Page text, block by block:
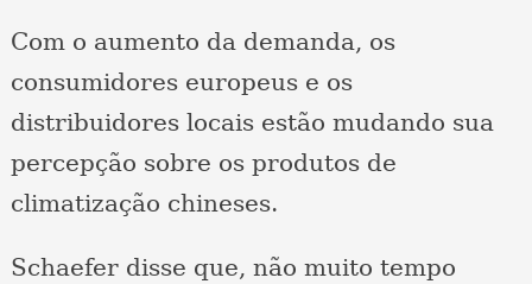
Com o aumento da demanda, os
consumidores europeus e os
distribuidores locais estão mudando sua
percepção sobre os produtos de
climatização chineses.
Schaefer disse que, não muito tempo